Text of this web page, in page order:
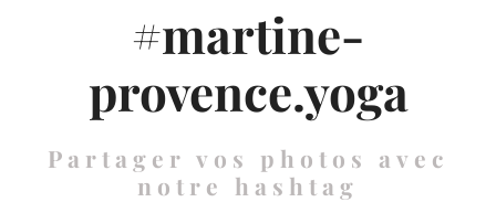
#martine-
provence.yoga
Partager vos photos avec
notre hashtag